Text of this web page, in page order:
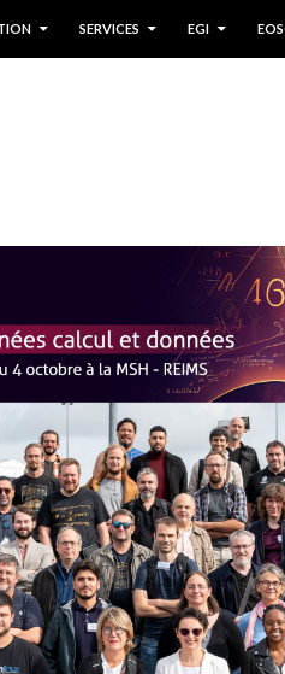
SERVICES EGI